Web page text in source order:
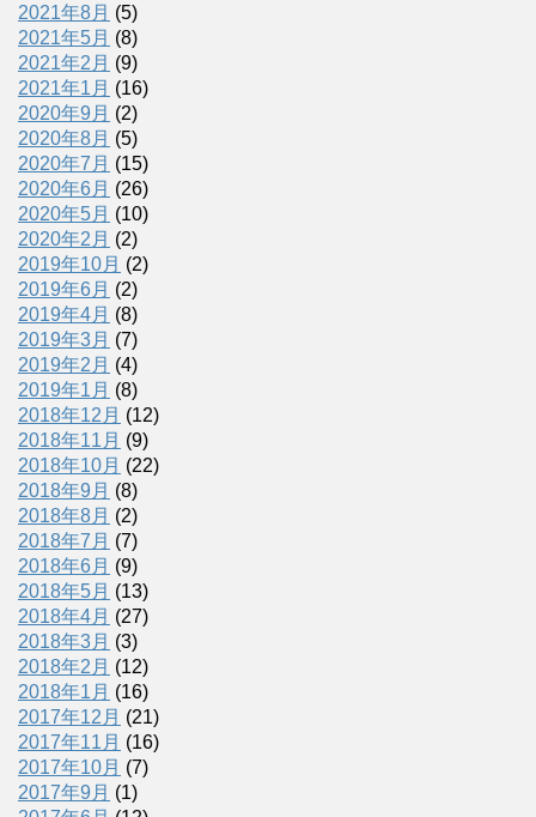
2021年8月 (5)
2021年5月 (8)
2021年2月 (9)
2021年1月 (16)
2020年9月 (2)
2020年8月 (5)
2020年7月 (15)
2020年6月 (26)
2020年5月 (10)
2020年2月 (2)
2019年10月 (2)
2019年6月 (2)
2019年4月 (8)
2019年3月 (7)
2019年2月 (4)
2019年1月 (8)
2018年12月 (12)
2018年11月 (9)
2018年10月 (22)
2018年9月 (8)
2018年8月 (2)
2018年7月 (7)
2018年6月 (9)
2018年5月 (13)
2018年4月 (27)
2018年3月 (3)
2018年2月 (12)
2018年1月 (16)
2017年12月 (21)
2017年11月 (16)
2017年10月 (7)
2017年9月 (1)